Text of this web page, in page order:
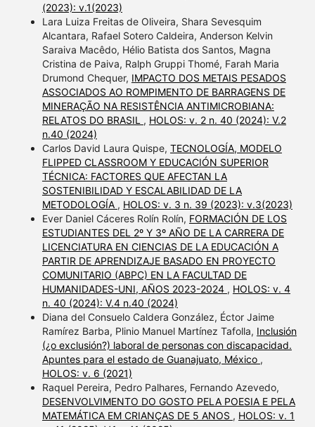
(2023): v.1(2023)
Lara Luiza Freitas de Oliveira, Shara Sevesquim
Alcantara, Rafael Sotero Caldeira, Anderson Kelvin
Saraiva Macêdo, Hélio Batista dos Santos, Magna
Cristina de Paiva, Ralph Gruppi Thomé, Farah Maria
Drumond Chequer, IMPACTO DOS METAIS PESADOS
ASSOCIADOS AO ROMPIMENTO DE BARRAGENS DE
MINERAÇÃO NA RESISTÊNCIA ANTIMICROBIANA:
RELATOS DO BRASIL , HOLOS: v. 2 n. 40 (2024): V.2
n.40 (2024)
Carlos David Laura Quispe, TECNOLOGÍA, MODELO
FLIPPED CLASSROOM Y EDUCACIÓN SUPERIOR
TÉCNICA: FACTORES QUE AFECTAN LA
SOSTENIBILIDAD Y ESCALABILIDAD DE LA
METODOLOGÍA , HOLOS: v. 3 n. 39 (2023): v.3(2023)
Ever Daniel Cáceres Rolín Rolín, FORMACIÓN DE LOS
ESTUDIANTES DEL 2º Y 3º AÑO DE LA CARRERA DE
LICENCIATURA EN CIENCIAS DE LA EDUCACIÓN A
PARTIR DE APRENDIZAJE BASADO EN PROYECTO
COMUNITARIO (ABPC) EN LA FACULTAD DE
HUMANIDADES-UNI, AÑOS 2023-2024 , HOLOS: v. 4
n. 40 (2024): V.4 n.40 (2024)
Diana del Consuelo Caldera González, Éctor Jaime
Ramírez Barba, Plinio Manuel Martínez Tafolla, Inclusión
(¿o exclusión?) laboral de personas con discapacidad.
Apuntes para el estado de Guanajuato, México ,
HOLOS: v. 6 (2021)
Raquel Pereira, Pedro Palhares, Fernando Azevedo,
DESENVOLVIMENTO DO GOSTO PELA POESIA E PELA
MATEMÁTICA EM CRIANÇAS DE 5 ANOS , HOLOS: v. 1